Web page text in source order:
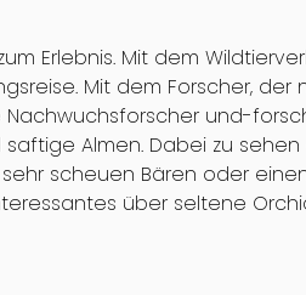
Erlebnis. Mit dem
Mit dem Forscher,
und-
Almen. Dabei zu
scheuen Bären oder
über seltene